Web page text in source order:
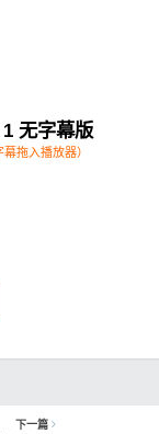
无字幕版
拖入播放器）
下一篇